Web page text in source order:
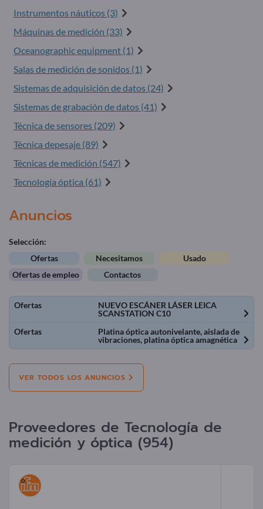
Instrumentos náuticos (3)
Máquinas de medición (33)
Oceanographic equipment (1)
Salas de medición de sonidos (1)
Sistemas de adquisición de datos (24)
Sistemas de grabación de datos (41)
Técnica de sensores (209)
Técnica depesaje (89)
Técnicas de medición (547)
Tecnología óptica (61)
Anuncios
Selección:
Ofertas
Necesitamos
Usado
Ofertas de empleo
Contactos
Ofertas
NUEVO ESCÁNER LÁSER LEICA
SCANSTATION C10
Ofertas
Platina óptica autonivelante, aislada de
vibraciones, platina óptica amagnética
VER TODOS LOS ANUNCIOS
Proveedores de Tecnología de
medición y óptica (954)